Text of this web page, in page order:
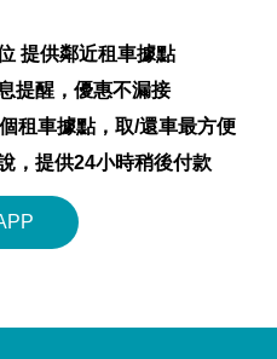
提供鄰近租車據點
提醒，優惠不漏接
租車據點，取/還車最方便
，提供24小時稍後付款